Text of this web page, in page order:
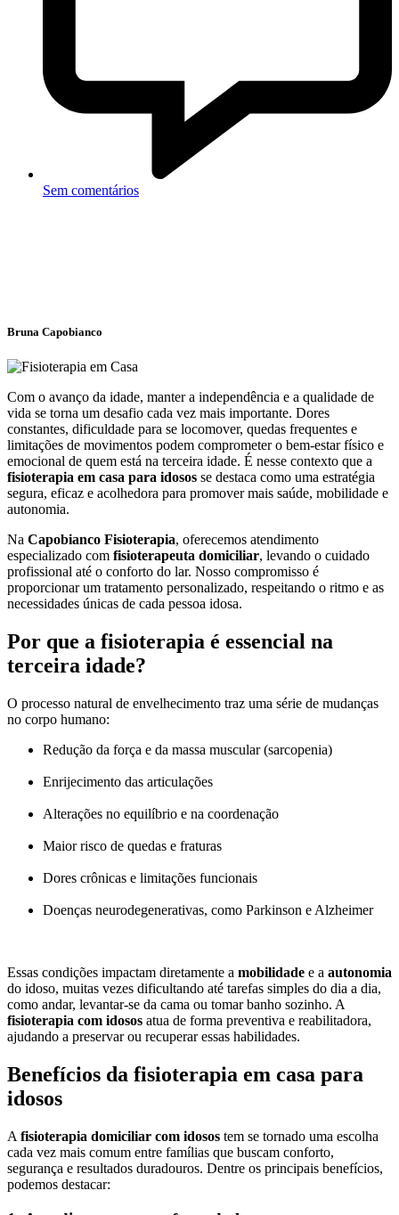
Sem comentários
Bruna Capobianco
Com o avanço da idade, manter a independência e a qualidade de
vida se torna um desafio cada vez mais importante. Dores
constantes, dificuldade para se locomover, quedas frequentes e
limitações de movimentos podem comprometer o bem-estar físico e
emocional de quem está na terceira idade. É nesse contexto que a
fisioterapia em casa para idosos se destaca como uma estratégia
segura, eficaz e acolhedora para promover mais saúde, mobilidade e
autonomia.
Na Capobianco Fisioterapia, oferecemos atendimento
especializado com fisioterapeuta domiciliar, levando o cuidado
profissional até o conforto do lar. Nosso compromisso é
proporcionar um tratamento personalizado, respeitando o ritmo e as
necessidades únicas de cada pessoa idosa.
Por que a fisioterapia é essencial na
terceira idade?
O processo natural de envelhecimento traz uma série de mudanças
no corpo humano:
Redução da força e da massa muscular (sarcopenia)
Enrijecimento das articulações
Alterações no equilíbrio e na coordenação
Maior risco de quedas e fraturas
Dores crônicas e limitações funcionais
Doenças neurodegenerativas, como Parkinson e Alzheimer
Essas condições impactam diretamente a mobilidade e a autonomia
do idoso, muitas vezes dificultando até tarefas simples do dia a dia,
como andar, levantar-se da cama ou tomar banho sozinho. A
fisioterapia com idosos atua de forma preventiva e reabilitadora,
ajudando a preservar ou recuperar essas habilidades.
Benefícios da fisioterapia em casa para
idosos
A fisioterapia domiciliar com idosos tem se tornado uma escolha
cada vez mais comum entre famílias que buscam conforto,
segurança e resultados duradouros. Dentre os principais benefícios,
podemos destacar: